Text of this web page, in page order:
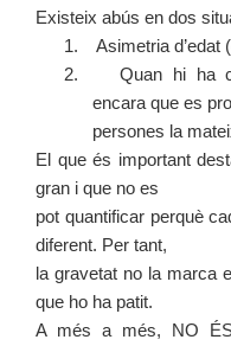
Existeix abús en dos
1. Asimetria d’edat
2. Quan hi ha
encara que es
persones la
El que és important
gran i que no es
pot quantificar perquè
diferent. Per tant,
la gravetat no la marca
que ho ha patit.
A més a més, NO